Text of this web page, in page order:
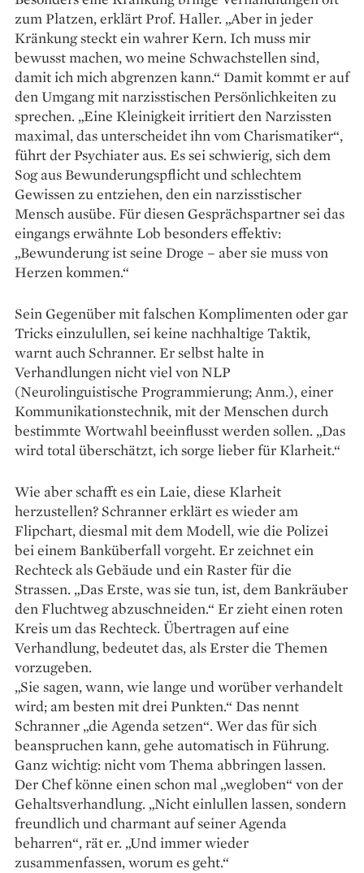
zum Platzen, erklärt Prof. Haller. „Aber in jeder
Kränkung steckt ein wahrer Kern. Ich muss mir
bewusst machen, wo meine Schwachstellen sind,
damit ich mich abgrenzen kann.“ Damit kommt er auf
den Umgang mit narzisstischen Persönlichkeiten zu
sprechen. „Eine Kleinigkeit irritiert den Narzissten
maximal, das unterscheidet ihn vom Charismatiker“,
führt der Psychiater aus. Es sei schwierig, sich dem
Sog aus Bewunderungspflicht und schlechtem
Gewissen zu entziehen, den ein narzisstischer
Mensch ausübe. Für diesen Gesprächspartner sei das
eingangs erwähnte Lob besonders effektiv:
„Bewunderung ist seine Droge – aber sie muss von
Herzen kommen.“
Sein Gegenüber mit falschen Komplimenten oder gar
Tricks einzulullen, sei keine nachhaltige Taktik,
warnt auch Schranner. Er selbst halte in
Verhandlungen nicht viel von NLP
(Neurolinguistische Programmierung; Anm.), einer
Kommunikationstechnik, mit der Menschen durch
bestimmte Wortwahl beeinflusst werden sollen. „Das
wird total überschätzt, ich sorge lieber für Klarheit.“
Wie aber schafft es ein Laie, diese Klarheit
herzustellen? Schranner erklärt es wieder am
Flipchart, diesmal mit dem Modell, wie die Polizei
bei einem Banküberfall vorgeht. Er zeichnet ein
Rechteck als Gebäude und ein Raster für die
Strassen. „Das Erste, was sie tun, ist, dem Bank­räuber
den Fluchtweg abzuschneiden.“ Er zieht einen roten
Kreis um das Rechteck. Übertragen auf eine
Verhandlung, bedeutet das, als Erster die Themen
vorzugeben.
„Sie sagen, wann, wie lange und worüber verhandelt
wird; am besten mit drei Punkten.“ Das nennt
Schranner „die Agenda setzen“. Wer das für sich
beanspruchen kann, gehe automatisch in Führung.
Ganz wichtig: nicht vom Thema abbringen lassen.
Der Chef könne einen schon mal „wegloben“ von der
Gehaltsverhandlung. „Nicht einlullen lassen, sondern
freundlich und charmant auf seiner Agenda
beharren“, rät er. „Und immer wieder
zusammenfassen, worum es geht.“